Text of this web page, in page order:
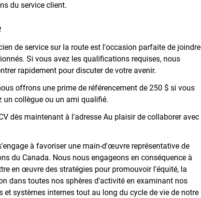
du service client.
de service sur la route est l'occasion parfaite de joindre
Si vous avez les qualifications requises, nous
rapidement pour discuter de votre avenir.
offrons une prime de référencement de 250 $ si vous
un collègue ou un ami qualifié.
dès maintenant à l'adresse Au plaisir de collaborer avec
à favoriser une main-d'œuvre représentative de
du Canada. Nous nous engageons en conséquence à
en œuvre des stratégies pour promouvoir l'équité, la
dans toutes nos sphères d'activité en examinant nos
et systèmes internes tout au long du cycle de vie de notre